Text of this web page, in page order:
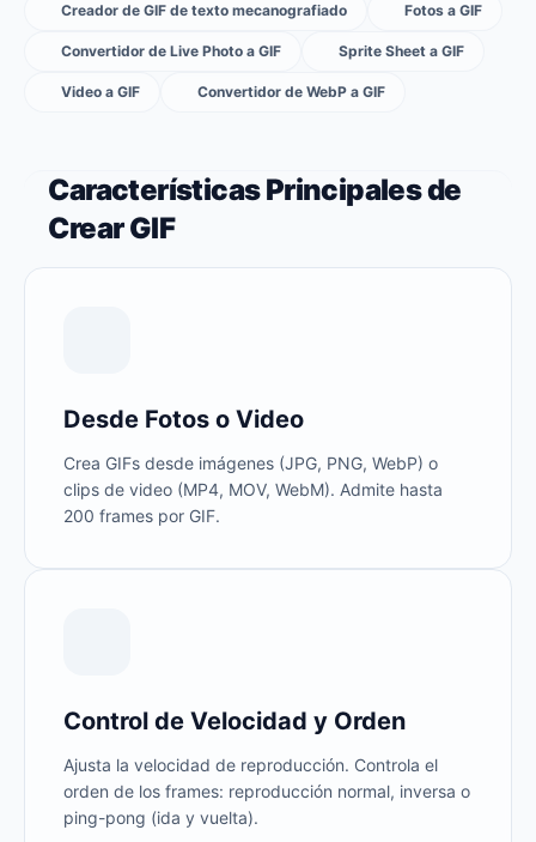
Creador de GIF de texto mecanografiado Fotos a GIF
Convertidor de Live Photo a GIF Sprite Sheet a GIF
Video a GIF Convertidor de WebP a GIF
Características Principales de
Crear GIF
Desde Fotos o Video
Crea GIFs desde imágenes (JPG, PNG, WebP) o
clips de video (MP4, MOV, WebM). Admite hasta
200 frames por GIF.
Control de Velocidad y Orden
Ajusta la velocidad de reproducción. Controla el
orden de los frames: reproducción normal, inversa o
ping-pong (ida y vuelta).